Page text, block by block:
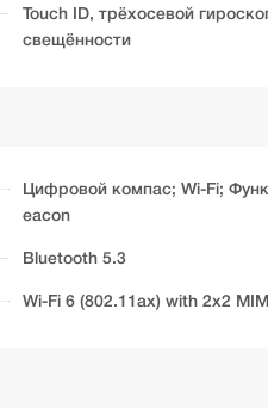
Touch ID, трёхосевой
свещённости
Цифровой компас; Wi-Fi;
eacon
Bluetooth 5.3
Wi-Fi 6 (802.11ax) with 2x2